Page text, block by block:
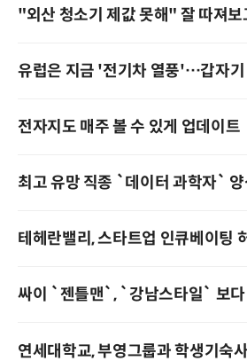
"외산 청소기 제값 못해" 잘 따져보
유럽은 지금 '전기차 열풍'…갑자기
전자지도 매주 볼 수 있게 업데이트
최고 유망 직종 `데이터 과학자` 양
테헤란밸리, 스타트업 인큐베이팅
싸이 `젠틀맨`, `강남스타일` 보다
연세대학교, 부영그룹과 학생기